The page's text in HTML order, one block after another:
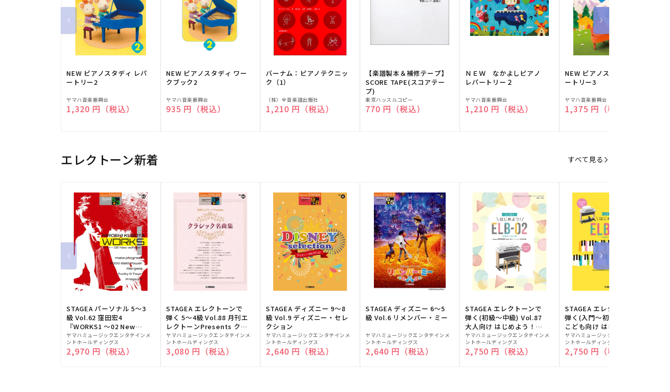
NEW ピアノスタディ レパ
ートリー2
販
売
ヤマハ音楽振興会
通常価格
1,320 円（税込）
NEW ピアノスタディ ワー
クブック2
販
売
ヤマハ音楽振興会
通常価格
935 円（税込）
バーナム：ピアノテクニッ
ク（1）
販
売
（株）全音楽譜出版社
通常価格
1,210 円（税込）
【楽譜製本＆補修テープ】
SCORE TAPE(スコアテー
プ)
販
売
東京ハッスルコピー
通常価格
770 円（税込）
ＮＥＷ なかよしピアノ
レパートリー２
販
売
ヤマハ音楽振興会
通常価格
1,210 円（税込）
NEW ピアノスタディ レパ
ートリー3
販
売
ヤマハ音楽振興会
通常価格
1,375 円（税込）
エレクトーン新着 すべて見る
STAGEA パーソナル 5～3
級 Vol.62 窪田宏4
『WORKS1 ～02 New
edition～』
販
売
元:
ヤマハミュージックエンタテインメ
ントホールディングス
通常価格
2,970 円（税込）
STAGEA エレクトーンで
弾く 5～4級 Vol.88 月刊エ
レクトーンPresents クラ
シック名曲集
販
売
元:
ヤマハミュージックエンタテインメ
ントホールディングス
通常価格
3,080 円（税込）
STAGEA ディズニー 9～8
級 Vol.9 ディズニー・セレ
クション
販
売
元:
ヤマハミュージックエンタテインメ
ントホールディングス
通常価格
2,640 円（税込）
STAGEA ディズニー 6～5
級 Vol.6 リメンバー・ミー
販
売
元:
ヤマハミュージックエンタテインメ
ントホールディングス
通常価格
2,640 円（税込）
STAGEA エレクトーンで
弾く(初級～中級) Vol.87
大人向け はじめよう！
ELB-02(楽器のトリセツ
付)
販
売
元:
ヤマハミュージックエンタテインメ
ントホールディングス
通常価格
2,750 円（税込）
STAGEA エレクトーンで
弾く(入門～初級) Vol.86
こども向け はじめよう！
ELB-02(楽器のトリセツ
付)
販
売
元:
ヤマハミュージックエンタテインメ
ントホールディングス
通常価格
2,750 円（税込）